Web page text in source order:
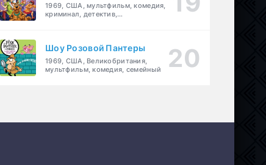
1969, США, мультфильм, комедия,
криминал, детектив,
Шоу Розовой Пантеры
1969, США, Великобритания,
мультфильм, комедия, семейный